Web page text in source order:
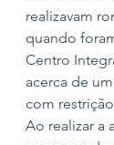
realizavam
quando
Centro
acerca de
com
Ao realizar a